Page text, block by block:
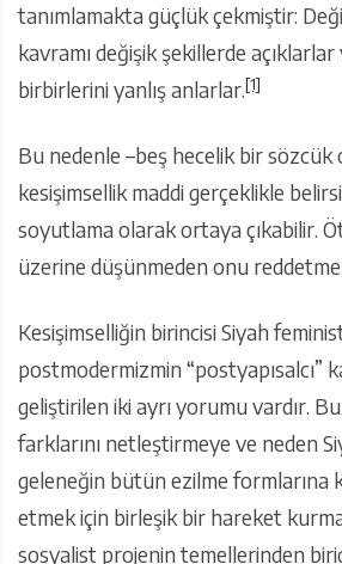
tanımlamakta güçlük çekmiştir:
kavramı değişik şekillerde
birbirlerini yanlış anlarlar.[1]
Bu nedenle –beş hecelik bir sözcük
kesişimsellik maddi gerçeklikle
soyutlama olarak ortaya çıkabilir.
üzerine düşünmeden onu
Kesişimselliğin birincisi Siyah
postmodermizmin “postyapısalcı”
geliştirilen iki ayrı yorumu vardır.
farklarını netleştirmeye ve neden
geleneğin bütün ezilme formlarına
etmek için birleşik bir hareket
sosyalist projenin temellerinden